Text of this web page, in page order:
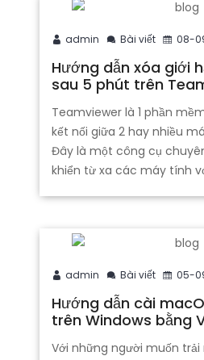
admin Bài viết 08-
Hướng dẫn xóa giới
sau 5 phút trên
Teamviewer là 1 phần
kết nối giữa 2 hay nhiều
Đây là một công cụ
khiển từ xa các máy tính
admin Bài viết 05-
Hướng dẫn cài
trên Windows bằng
Với những người muốn